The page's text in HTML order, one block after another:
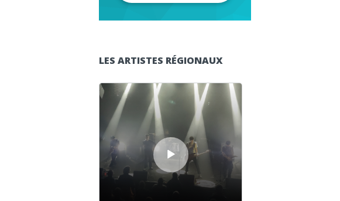
LES ARTISTES RÉGIONAUX
Lecteur audio